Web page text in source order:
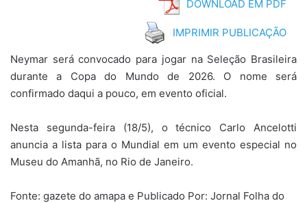
DOWNLOAD EM PDF
IMPRIMIR PUBLICAÇÃO
Neymar será convocado para jogar na Seleção Brasileira
durante a Copa do Mundo de 2026. O nome será
confirmado daqui a pouco, em evento oficial.
Nesta segunda-feira (18/5), o técnico Carlo Ancelotti
anuncia a lista para o Mundial em um evento especial no
Museu do Amanhã, no Rio de Janeiro.
Fonte: gazete do amapa e Publicado Por: Jornal Folha do